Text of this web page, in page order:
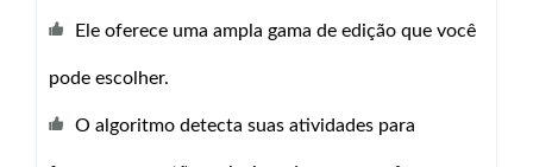
Ele oferece uma ampla gama de edição que você
pode escolher.
O algoritmo detecta suas atividades para